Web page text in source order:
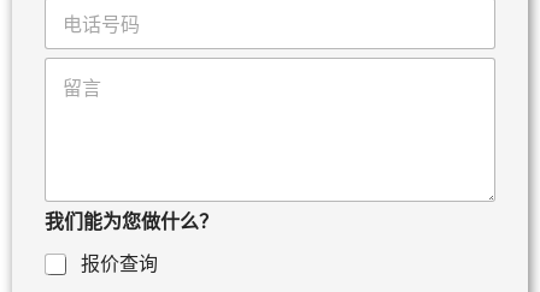
电
评
我们能为您做什么？
报价查询